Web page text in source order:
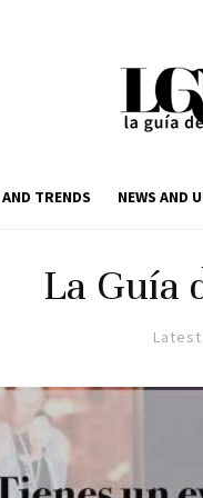
TRENDS NEWS AND
La Guía
Latest